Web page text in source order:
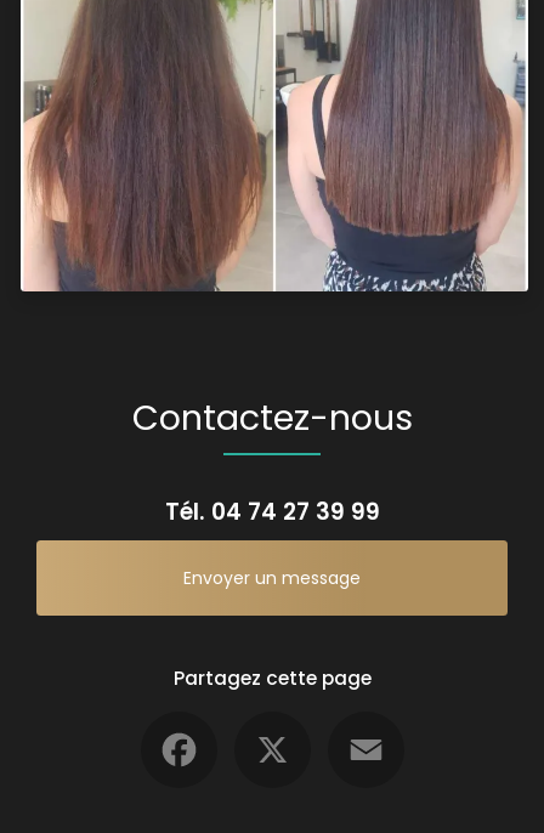
Contactez-nous
Tél. 04 74 27 39 99
Envoyer un message
Partagez cette page